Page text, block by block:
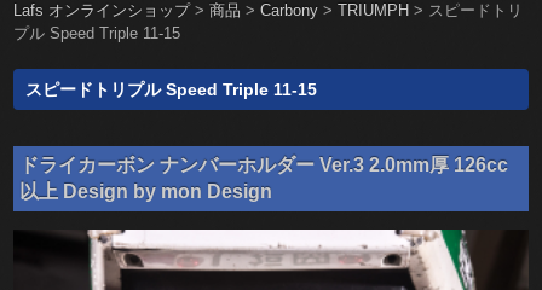
Lafs オンラインショップ>商品 >Carbony >TRIUMPH > スピードトリ
プル Speed Triple 11-15
スピードトリプル Speed Triple 11-15
ドライカーボン ナンバーホルダー Ver.3 2.0mm厚 126cc
以上 Design by mon Design